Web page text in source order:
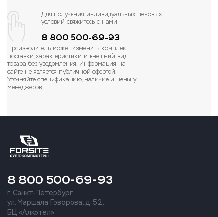
Для получения индивидуальных ценовых
условий свяжитесь с нами
8 800 500-69-93
Производитель может изменить комплект
поставки, характеристики и внешний вид
товара без уведомления. Информация на
сайте не является публичной офертой.
Уточняйте спецификацию, наличие и цены у
менеджеров.
8 800 500-69-93
г. Санкт-Петербург
ул. Маршала Говорова, д. 52,
БЦ «Алкотел»